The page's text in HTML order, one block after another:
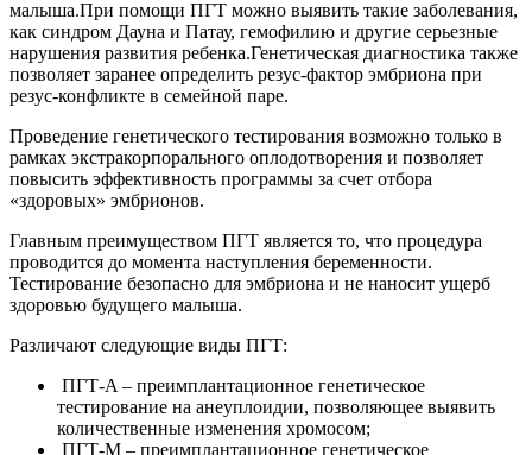
малыша.При помощи ПГТ можно выявить такие заболевания,
как синдром Дауна и Патау, гемофилию и другие серьезные
нарушения развития ребенка.Генетическая диагностика также
позволяет заранее определить резус-фактор эмбриона при
резус-конфликте в семейной паре.
Проведение генетического тестирования возможно только в
рамках экстракорпорального оплодотворения и позволяет
повысить эффективность программы за счет отбора
«здоровых» эмбрионов.
Главным преимуществом ПГТ является то, что процедура
проводится до момента наступления беременности.
Тестирование безопасно для эмбриона и не наносит ущерб
здоровью будущего малыша.
Различают следующие виды ПГТ:
ПГТ-A – преимплантационное генетическое
тестирование на анеуплоидии, позволяющее выявить
количественные изменения хромосом;
ПГТ-М – преимплантационное генетическое